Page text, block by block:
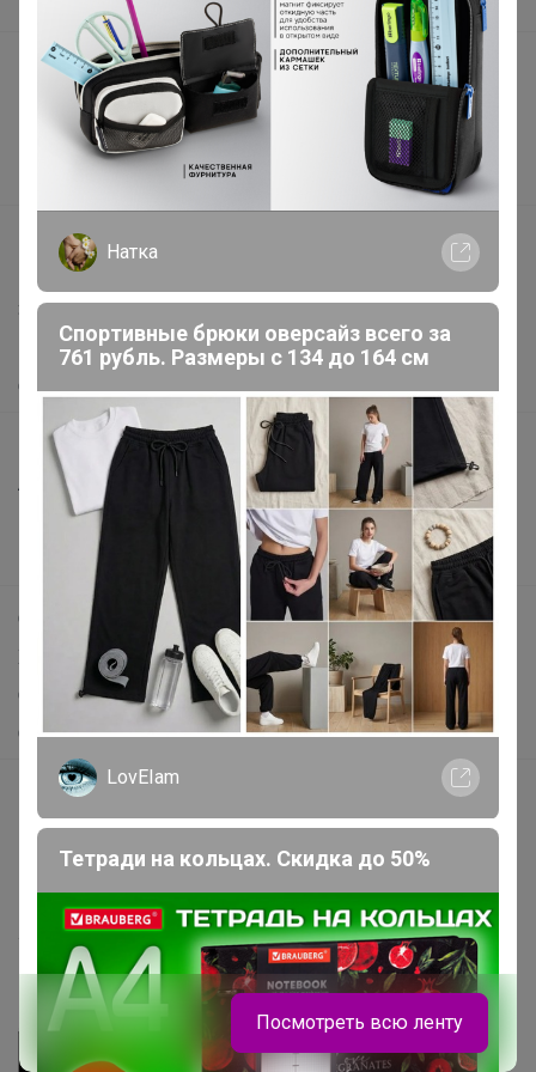
В наличии
Подарочные сертификаты
Реклама на сайте
Поставщикам
support@24-ok.ru
Написать в поддержку
Защита покупателя
Помощь
О нас
Все предложения
Анонсы
Новости
Поддержка альпак
Самое выгодное
Хиты продаж
Самое желанное
Самое быстрое
Начать зарабатывать с 24-ok
Picabox.ru - Лучшее место для ваших изображений
Розыгрыш - Генератор случайных чисел
Пульс нашего маркетплейса
Укорачиватель ссылок
Натка
Спортивные брюки оверсайз всего за
761 рубль. Размеры с 134 до 164 см
LovEIam
Тетради на кольцах. Скидка до 50%
Посмотреть всю ленту